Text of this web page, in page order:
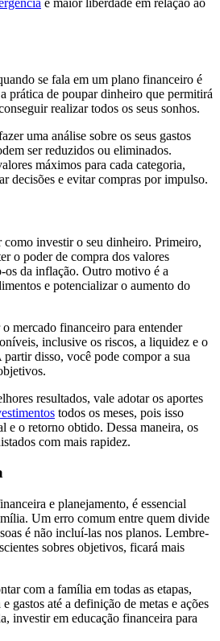
se fala em um plano financeiro é
prática de poupar dinheiro que permitirá
realizar todos os seus sonhos.
uma análise sobre os seus gastos
ser reduzidos ou eliminados.
máximos para cada categoria,
decisões e evitar compras por impulso.
como investir o seu dinheiro. Primeiro,
o poder de compra dos valores
os da inflação. Outro motivo é a
e potencializar o aumento do
mercado financeiro para entender
inclusive os riscos, a liquidez e o
disso, você pode compor a sua
resultados, vale adotar os aportes
todos os meses, pois isso
e o retorno obtido. Dessa maneira, os
com mais rapidez.
e planejamento, é essencial
Um erro comum entre quem divide
é não incluí-las nos planos. Lembre-
sobres objetivos, ficará mais
com a família em todas as etapas,
gastos até a definição de metas e ações
investir em educação financeira para